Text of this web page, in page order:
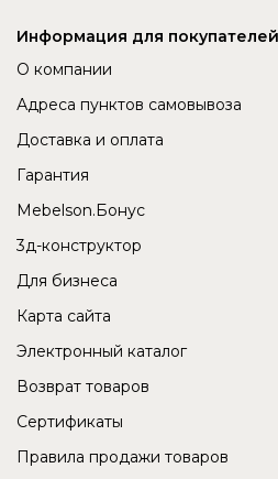
Информация для покупателей
О компании
Адреса пунктов самовывоза
Доставка и оплата
Гарантия
Mebelson.Бонус
3д-конструктор
Для бизнеса
Карта сайта
Электронный каталог
Возврат товаров
Сертификаты
Правила продажи товаров